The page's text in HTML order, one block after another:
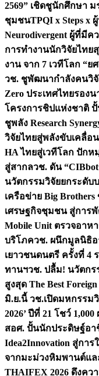
2569” เชิดชูนักศึกษา
ชุมชนTPQI x Steps x
Neurodivergent ผู้ที่มี
การทำงานนักวิจัยไทย
งาน จาก 7 เวทีโลก “
วช. ชูพัฒนากำลังคนวิจั
Zero ประเทศไทยรองน
โครงการชิปแห่งชาติ ปั้
ชูพลัง Research
วิจัยไทยสู่พลังขับเคลื่อ
HA ไทยสู่เวทีโลก ปักห
สู่สากลวช. ดัน
นวัตกรรมวิจัยยกระดับ
เครือข่าย Big
เศรษฐกิจชุมชน สู่การ
Mobile Unit ตรวจอา
บริโภควช. ผนึกมูลนิธิอ
เยาวชนดนตรี ครั้งที่ 4
ทานฯวช. ปลื้ม! นวัตกร
สูงสุด The Best
มิ.ย.นี้ วช.เปิดมหกรรมวิ
2026’ ปีที่ 21 โชว์
สอศ. ปั้นนักประดิษฐ์อา
Idea2Innovation สู่การ
จากมะม่วงหิมพานต์แล
THAIFEX 2026 ดึงคว